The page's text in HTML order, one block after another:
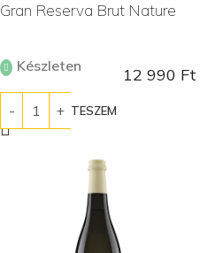
Gran Reserva Brut Nature
Készleten 12 990 Ft
KOSÁRBA TESZEM